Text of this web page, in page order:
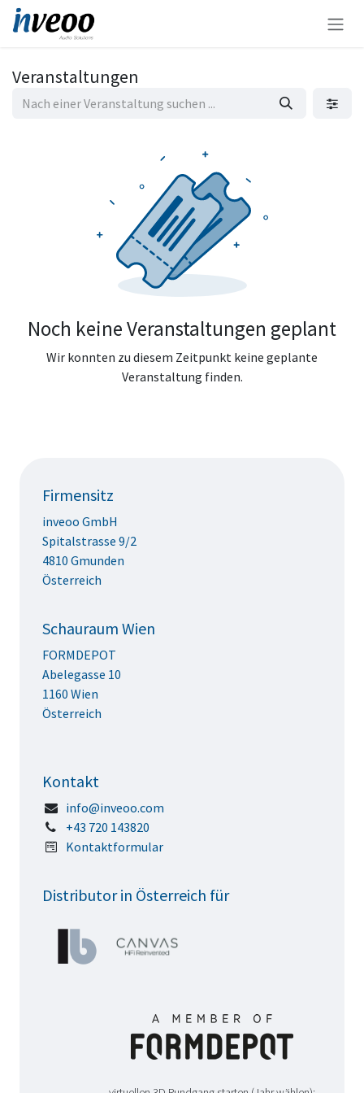
Zum Inhalt springen
Veranstaltungen
Noch keine Veranstaltungen geplant
Wir konnten zu diesem Zeitpunkt keine geplante
Veranstaltung finden.
Firmensitz
inveoo GmbH
Spitalstrasse 9/2
4810 Gmunden
Österreich
Distributor in Österreich für
Schauraum Wien
FORMDEPOT
Abelegasse 10
1160 Wien
Österreich
Kontakt
info@inveoo.com
+43 720 143820
Kontaktformular